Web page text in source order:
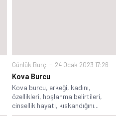
Günlük Burç 24 Ocak 2023 17:26
Kova Burcu
Kova burcu, erkeği, kadını,
özellikleri, hoşlanma belirtileri,
cinsellik hayatı, kıskandığını...